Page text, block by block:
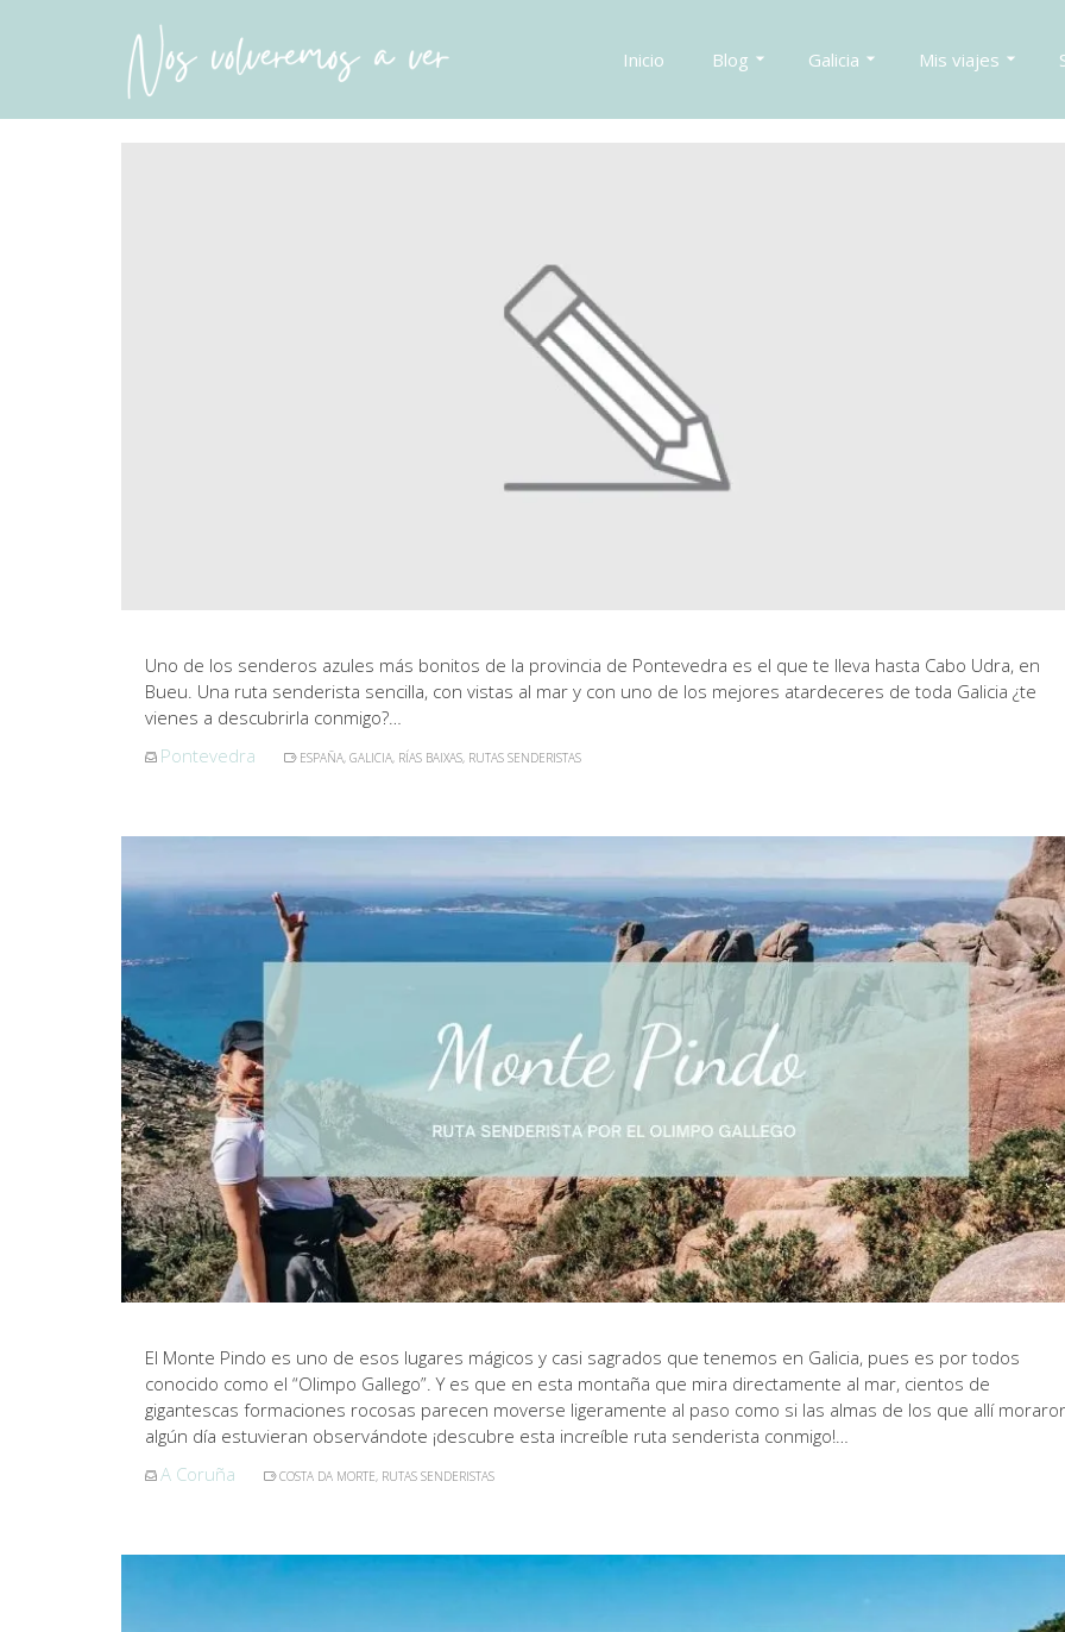
Inicio Blog Galicia Mis viajes
Uno de los senderos azules más bonitos de la provincia de Pontevedra es el que te lleva hasta Cabo Udra, en
Bueu. Una ruta senderista sencilla, con vistas al mar y con uno de los mejores atardeceres de toda Galicia ¿te
vienes a descubrirla conmigo?…
Pontevedra
ESPAÑA, GALICIA, RÍAS BAIXAS, RUTAS SENDERISTAS
El Monte Pindo es uno de esos lugares mágicos y casi sagrados que tenemos en Galicia, pues es por todos
conocido como el “Olimpo Gallego”. Y es que en esta montaña que mira directamente al mar, cientos de
gigantescas formaciones rocosas parecen moverse ligeramente al paso como si las almas de los que allí
algún día estuvieran observándote ¡descubre esta increíble ruta senderista conmigo!…
A Coruña
COSTA DA MORTE, RUTAS SENDERISTAS